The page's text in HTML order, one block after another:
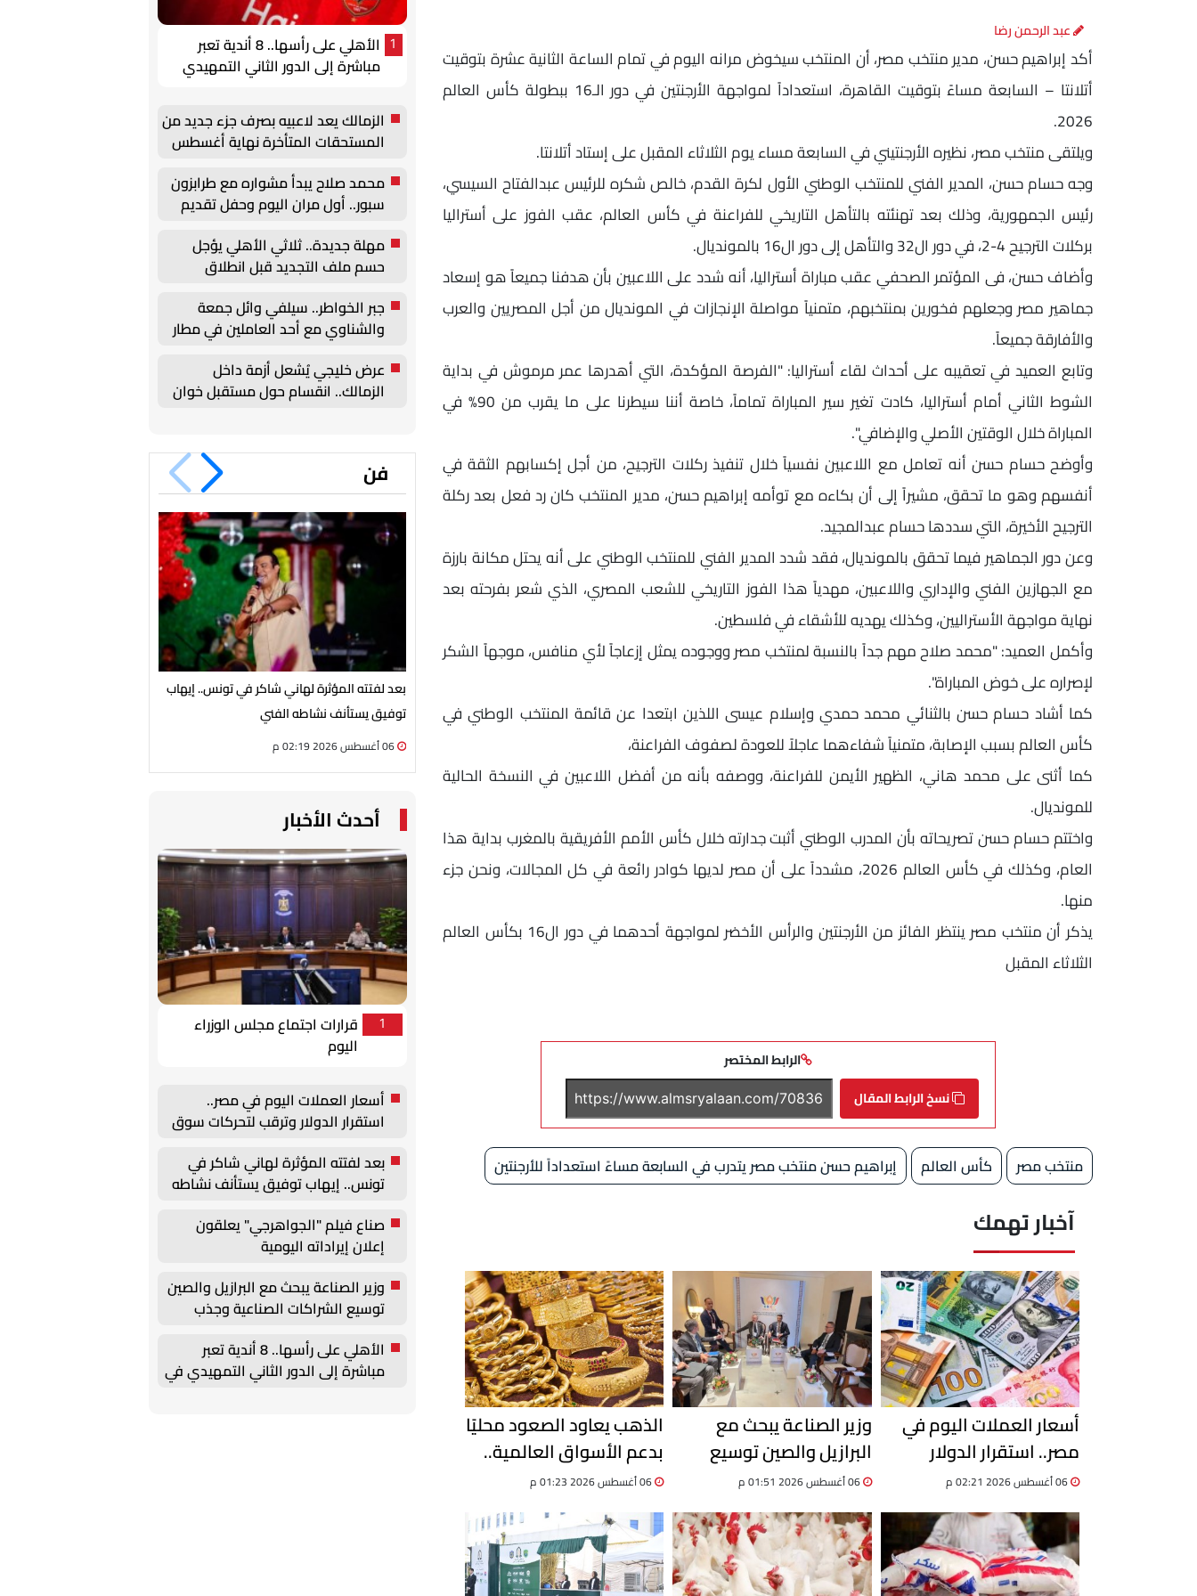
عبد الرحمن رضا
أكد إبراهيم حسن، مدير منتخب مصر، أن المنتخب سيخوض مرانه اليوم في تمام الساعة الثانية عشرة بتوقيت
أتلانتا – السابعة مساءً بتوقيت القاهرة، استعداداً لمواجهة الأرجنتين في دور الـ16 ببطولة كأس العالم
2026.
ويلتقى منتخب مصر، نظيره الأرجنتيني في السابعة مساء يوم الثلاثاء المقبل على إستاد أتلانتا.
وجه حسام حسن، المدير الفني للمنتخب الوطني الأول لكرة القدم، خالص شكره للرئيس عبدالفتاح السيسي،
رئيس الجمهورية، وذلك بعد تهنئته بالتأهل التاريخي للفراعنة في كأس العالم، عقب الفوز على أستراليا
بركلات الترجيح 4-2، في دور ال32 والتأهل إلى دور ال16 بالمونديال.
وأضاف حسن، فى المؤتمر الصحفي عقب مباراة أستراليا، أنه شدد على اللاعبين بأن هدفنا جميعاً هو إسعاد
جماهير مصر وجعلهم فخورين بمنتخبهم، متمنياً مواصلة الإنجازات في المونديال من أجل المصريين والعرب
والأفارقة جميعاً.
وتابع العميد في تعقيبه على أحداث لقاء أستراليا: "الفرصة المؤكدة، التي أهدرها عمر مرموش في بداية
الشوط الثاني أمام أستراليا، كادت تغير سير المباراة تماماً، خاصة أننا سيطرنا على ما يقرب من 90% في
المباراة خلال الوقتين الأصلي والإضافي".
وأوضح حسام حسن أنه تعامل مع اللاعبين نفسياً خلال تنفيذ ركلات الترجيح، من أجل إكسابهم الثقة في
أنفسهم وهو ما تحقق، مشيراً إلى أن بكاءه مع توأمه إبراهيم حسن، مدير المنتخب كان رد فعل بعد ركلة
الترجيح الأخيرة، التي سددها حسام عبدالمجيد.
وعن دور الجماهير فيما تحقق بالمونديال، فقد شدد المدير الفني للمنتخب الوطني على أنه يحتل مكانة بارزة
مع الجهازين الفني والإداري واللاعبين، مهدياً هذا الفوز التاريخي للشعب المصري، الذي شعر بفرحته بعد
نهاية مواجهة الأستراليين، وكذلك يهديه للأشقاء في فلسطين.
وأكمل العميد: "محمد صلاح مهم جداً بالنسبة لمنتخب مصر ووجوده يمثل إزعاجاً لأي منافس، موجهاً الشكر
لإصراره على خوض المباراة".
كما أشاد حسام حسن بالثنائي محمد حمدي وإسلام عيسى اللذين ابتعدا عن قائمة المنتخب الوطني في
كأس العالم بسبب الإصابة، متمنياً شفاءهما عاجلاً للعودة لصفوف الفراعنة،
كما أثنى على محمد هاني، الظهير الأيمن للفراعنة، ووصفه بأنه من أفضل اللاعبين في النسخة الحالية
للمونديال.
واختتم حسام حسن تصريحاته بأن المدرب الوطني أثبت جدارته خلال كأس الأمم الأفريقية بالمغرب بداية هذا
العام، وكذلك في كأس العالم 2026، مشدداً على أن مصر لديها كوادر رائعة في كل المجالات، ونحن جزء
منها.
يذكر أن منتخب مصر ينتظر الفائز من الأرجنتين والرأس الأخضر لمواجهة أحدهما في دور ال16 بكأس العالم
الثلاثاء المقبل
الرابط المختصر
نسخ الرابط المقال
منتخب مصر كأس العالم إبراهيم حسن منتخب مصر يتدرب في السابعة مساءً استعداداً للأرجنتين
آخبار تهمك
أسعار العملات اليوم في
مصر.. استقرار الدولار
وترقب لتحركات سوق
الصرف
وزير الصناعة يبحث مع
البرازيل والصين توسيع
الشراكات الصناعية وجذب
الاستثمارات
06 أغسطس 2026 01:51 م
الذهب يعاود الصعود محليًا
بدعم الأسواق العالمية..
والجنيه يكبح الارتفاع
06 أغسطس 2026 01:23 م
1
الأهلي على رأسها.. 8 أندية تعبر
مباشرة إلى الدور الثاني التمهيدي
الزمالك يعد لاعبيه بصرف جزء جديد من
المستحقات المتأخرة نهاية أغسطس
محمد صلاح يبدأ مشواره مع طرابزون
سبور.. أول مران اليوم وحفل تقديم
مهلة جديدة.. ثلاثي الأهلي يؤجل
حسم ملف التجديد قبل انطلاق
جبر الخواطر.. سيلفي وائل جمعة
والشناوي مع أحد العاملين في مطار
عرض خليجي يُشعل أزمة داخل
الزمالك.. انقسام حول مستقبل خوان
فن
بعد لفتته المؤثرة لهاني شاكر في تونس.. إيهاب
توفيق يستأنف نشاطه الفني
أحدث الأخبار
1
قرارات اجتماع مجلس الوزراء
اليوم
أسعار العملات اليوم في مصر..
استقرار الدولار وترقب لتحركات سوق
بعد لفتته المؤثرة لهاني شاكر في
تونس.. إيهاب توفيق يستأنف نشاطه
صناع فيلم "الجواهرجي" يعلقون
إعلان إيراداته اليومية
وزير الصناعة يبحث مع البرازيل والصين
توسيع الشراكات الصناعية وجذب
الأهلي على رأسها.. 8 أندية تعبر
مباشرة إلى الدور الثاني التمهيدي في